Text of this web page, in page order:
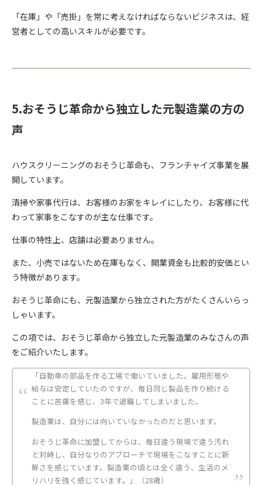
「在庫」や「売掛」を常に考えなければならないビジネスは、経
営者としての高いスキルが必要です。
5.おそうじ革命から独立した元製造業の方の
声
ハウスクリーニングのおそうじ革命も、フランチャイズ事業を展
開しています。
清掃や家事代行は、お客様のお家をキレイにしたり、お客様に代
わって家事をこなすのが主な仕事です。
仕事の特性上、店舗は必要ありません。
また、小売ではないため在庫もなく、開業資金も比較的安価とい
う特徴があります。
おそうじ革命にも、元製造業から独立された方がたくさんいらっ
しゃいます。
この項では、おそうじ革命から独立した元製造業のみなさんの声
をご紹介いたします。
「自動車の部品を作る工場で働いていました。雇用形態や
給与は安定していたのですが、毎日同じ製品を作り続ける
ことに苦痛を感じ、3年で退職してしまいました。
製造業は、自分には向いていなかったのだと思います。
おそうじ革命に加盟してからは、毎日違う現場で違う汚れ
と対峙し、自分なりのアプローチで現場をこなすことに新
鮮さを感じています。製造業の頃とは全く違う、生活のメ
リハリを強く感じています。」（28歳）